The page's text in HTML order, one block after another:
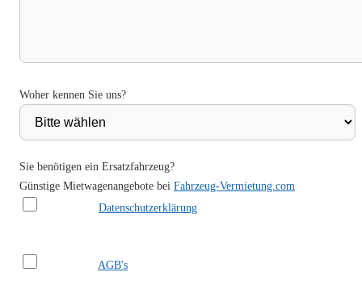
Woher kennen Sie uns?
Sie benötigen ein Ersatzfahrzeug?
Günstige Mietwagenangebote bei Fahrzeug-Vermietung.com
Datenschutzerklärung
AGB's